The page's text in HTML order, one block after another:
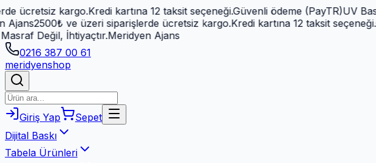
kargo.Kredi kartına 12 taksit seçeneği.Güvenli ödeme (PayTR)UV Baskı |
2500₺ ve üzeri siparişlerde ücretsiz kargo.Kredi kartına 12 taksit seçeneği.
Değil, İhtiyaçtır.Meridyen Ajans
0216 387 00 61
meridyenshop
Giriş Yap
Sepet
Dijital Baskı
Tabela Ürünleri